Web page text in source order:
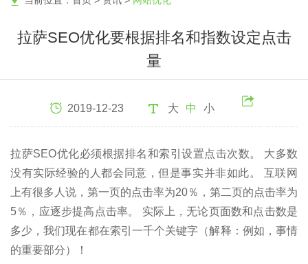
拉萨SEO优化要根据排名和指数设定点击
量
2019-12-23 大 中 小
拉萨SEO优化必须根据排名和索引设置点击次数。 大多数
没有实际经验的人都会同意，但是事实并非如此。 互联网
上有很多人说，第一页的点击率为20％，第二页的点击率为
5％，应逐步提高点击率。 实际上，无论页面数和点击数是
多少，我们现在都在索引一千个关键字（解释：例如，事情
的重要部分）！